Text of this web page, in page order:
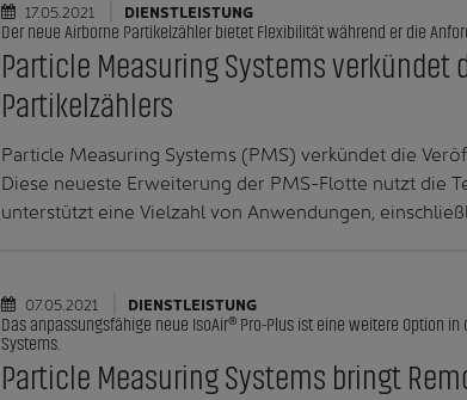
17.05.2021 DIENSTLEISTUNG
Der neue Airborne Partikelzähler bietet Flexibilität während er die
Particle Measuring Systems verkündet
Partikelzählers
Particle Measuring Systems (PMS) verkündet die
Diese neueste Erweiterung der PMS-Flotte nutzt die
unterstützt eine Vielzahl von Anwendungen,
07.05.2021 DIENSTLEISTUNG
Das anpassungsfähige neue IsoAir® Pro-Plus ist eine weitere Option
Systems.
Particle Measuring Systems bringt